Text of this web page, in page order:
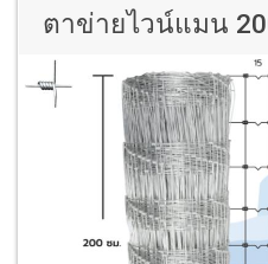
ตาข่ายไวน์แมน